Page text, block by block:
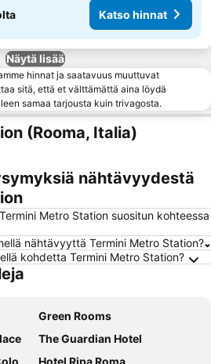
Katso hinnat
Näytä lisää
hinnat ja saatavuus muuttuvat
sitä, että et välttämättä aina löydä
samaa tarjousta kuin trivagosta.
(Rooma, Italia)
nähtävyydestä
Metro Station suositun kohteessa
nähtävyyttä Termini Metro Station?
kohdetta Termini Metro Station?
Green Rooms
The Guardian Hotel
Hotel Ripa Roma